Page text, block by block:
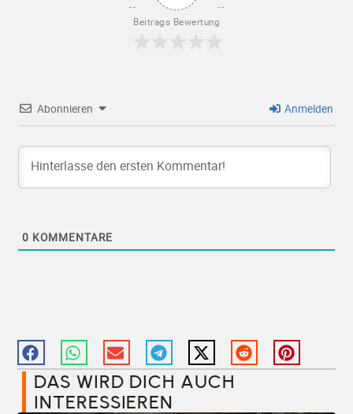
Beitrags Bewertung
Abonnieren Anmelden
0 KOMMENTARE
DAS WIRD DICH AUCH
INTERESSIEREN​